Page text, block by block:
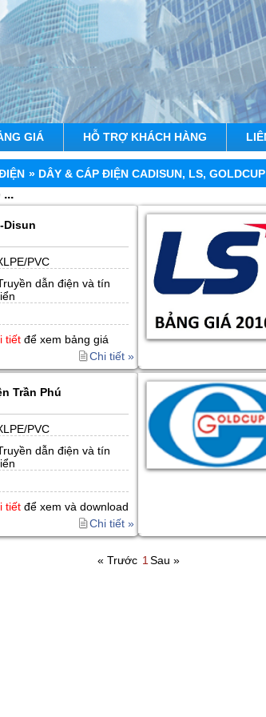
GIÁ HỖ TRỢ KHÁCH HÀNG
» DÂY & CÁP ĐIỆN CADISUN, LS,
...
Disun
PVC
dẫn điện và tín
tiết để xem bảng giá
Chi tiết »
Trần Phú
PVC
dẫn điện và tín
tiết để xem và download
Chi tiết »
« Trước 1 Sau »